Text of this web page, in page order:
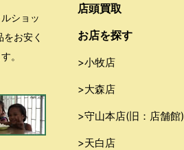
ショッ
お安く
。
店頭買取
お店を探す
>小牧店
>大森店
>守山本店(旧：店舗館)
>天白店